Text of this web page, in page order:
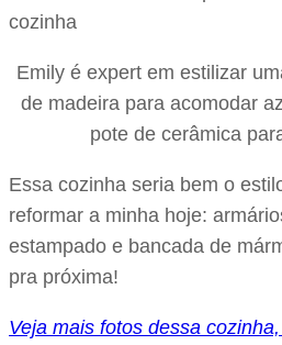
Emily é expert em estilizar
de madeira para acomodar
pote de cerâmica
Essa cozinha seria bem o
reformar a minha hoje:
estampado e bancada de
pra próxima!
Veja mais fotos dessa